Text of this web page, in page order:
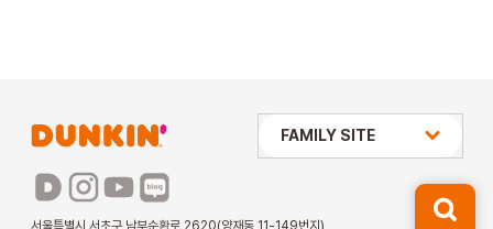
서울특별시 서초구 남부순환로 2620(양재동 11-149번지)
상미당 HOLDINGS
파리바게뜨
FAMILY SITE